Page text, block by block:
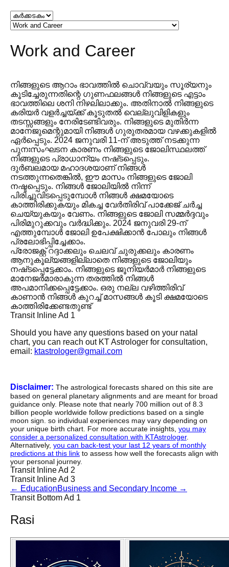
Work and Career
നിങ്ങളുടെ ആറാം ഭാവത്തിൽ ചൊവ്വയും സൂര്യനും
കൂടിച്ചേരുന്നതിന്റെ ഗുണഫലങ്ങൾ നിങ്ങളുടെ എട്ടാം
ഭാവത്തിലെ ശനി നിഴലിലാക്കും. അതിനാൽ നിങ്ങളുടെ
കരിയർ വളർച്ചയ്ക്ക് കൂടുതൽ വെല്ലുവിളികളും
തടസ്സങ്ങളും നേരിടേണ്ടിവരും. നിങ്ങളുടെ മുതിർന്ന
മാനേജുമെന്റുമായി നിങ്ങൾ ഗുരുതരമായ വഴക്കുകളിൽ
ഏർപ്പെടും. 2024 ജനുവരി 11-ന് അടുത്ത് നടക്കുന്ന
പുനഃസംഘടന കാരണം നിങ്ങളുടെ ജോലിസ്ഥലത്ത്
നിങ്ങളുടെ പ്രാധാന്യം നഷ്‌ടപ്പെടും.
ദുർബലമായ മഹാദശയാണ് നിങ്ങൾ
നടത്തുന്നതെങ്കിൽ, ഈ മാസം നിങ്ങളുടെ ജോലി
നഷ്ടപ്പെടും. നിങ്ങൾ ജോലിയിൽ നിന്ന്
പിരിച്ചുവിടപ്പെടുമ്പോൾ നിങ്ങൾ ക്ഷമയോടെ
കാത്തിരിക്കുകയും മികച്ച വേർതിരിവ് പാക്കേജ് ചർച്ച
ചെയ്യുകയും വേണം. നിങ്ങളുടെ ജോലി സമ്മർദ്ദവും
പിരിമുറുക്കവും വർദ്ധിക്കും. 2024 ജനുവരി 29-ന്
എത്തുമ്പോൾ ജോലി ഉപേക്ഷിക്കാൻ പോലും നിങ്ങൾ
പ്രലോഭിപ്പിച്ചേക്കാം.
പ്രോജക്റ്റ് റദ്ദാക്കലും ചെലവ് ചുരുക്കലും കാരണം
ആനുകൂല്യങ്ങളില്ലാതെ നിങ്ങളുടെ ജോലിയും
നഷ്‌ടപ്പെട്ടേക്കാം. നിങ്ങളുടെ ജൂനിയർമാർ നിങ്ങളുടെ
മാനേജർമാരാകുന്ന തരത്തിൽ നിങ്ങൾ
അപമാനിക്കപ്പെട്ടേക്കാം. ഒരു നല്ല വഴിത്തിരിവ്
കാണാൻ നിങ്ങൾ കുറച്ച് മാസങ്ങൾ കൂടി ക്ഷമയോടെ
കാത്തിരിക്കേണ്ടതുണ്ട്
Transit Inline Ad 1
Should you have any questions based on your natal
chart, you can reach out KT Astrologer for consultation,
email: ktastrologer@gmail.com
Disclaimer: The astrological forecasts shared on this site are
based on general planetary alignments and are meant for broad
guidance only. Please note that nearly 700 million out of 8.3
billion people worldwide follow predictions based on a single
moon sign. so individual experiences may vary depending on
your unique birth chart. For more accurate insights, you may
consider a personalized consultation with KTAstrologer.
Alternatively, you can back-test your last 12 years of monthly
predictions at this link to assess how well the forecasts align with
your personal journey.
Transit Inline Ad 2
Transit Inline Ad 3
← EducationBusiness and Secondary Income →
Transit Bottom Ad 1
Rasi